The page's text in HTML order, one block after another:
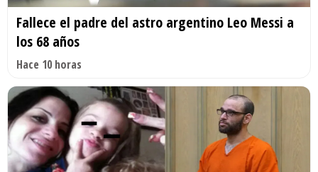
Fallece el padre del astro argentino Leo Messi a
los 68 años
Hace 10 horas